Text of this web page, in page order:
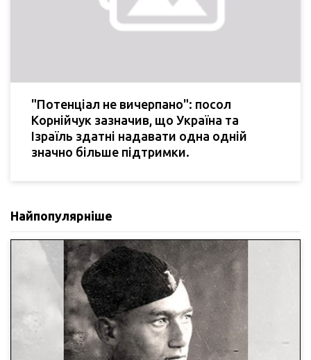
"Потенціал не вичерпано": посол
Корнійчук зазначив, що Україна та
Ізраїль здатні надавати одна одній
значно більше підтримки.
Найпопулярніше